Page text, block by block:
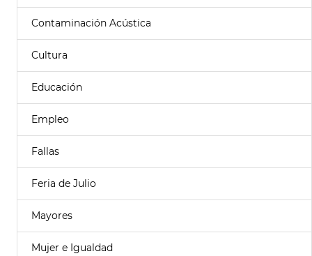
Contaminación Acústica
Cultura
Educación
Empleo
Fallas
Feria de Julio
Mayores
Mujer e Igualdad